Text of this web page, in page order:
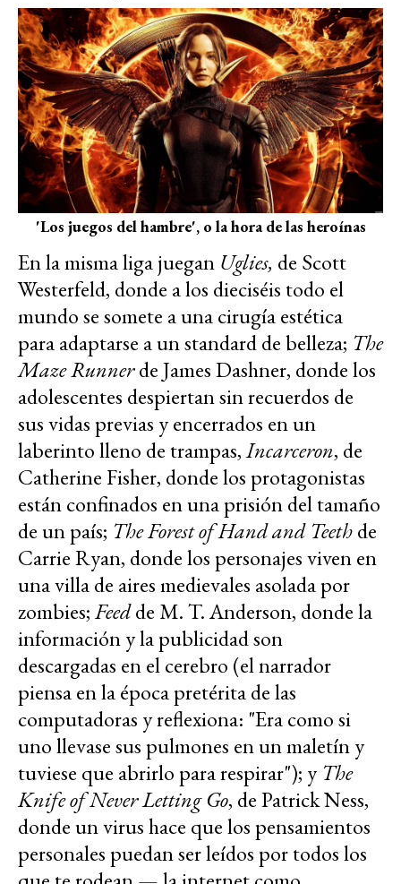
'Los juegos del hambre', o la hora de las heroínas
En la misma liga juegan Uglies, de Scott
Westerfeld, donde a los dieciséis todo el
mundo se somete a una cirugía estética
para adaptarse a un standard de belleza; The
Maze Runnerde James Dashner, donde los
adolescentes despiertan sin recuerdos de
sus vidas previas y encerrados en un
laberinto lleno de trampas,Incarceron, de
Catherine Fisher, donde los protagonistas
están confinados en una prisión del tamaño
de un país; The Forest of Hand and Teethde
Carrie Ryan, donde los personajes viven en
una villa de aires medievales asolada por
zombies;Feedde M. T. Anderson, donde la
información y la publicidad son
descargadas en el cerebro (el narrador
piensa en la época pretérita de las
computadoras y reflexiona: "Era como si
uno llevase sus pulmones en un maletín y
tuviese que abrirlo para respirar"); y The
Knife of Never Letting Go, de Patrick Ness,
donde un virus hace que los pensamientos
personales puedan ser leídos por todos los